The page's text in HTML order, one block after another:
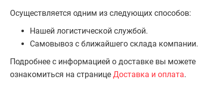
Осуществляется одним из следующих способов:
Нашей логистической службой.
Самовывоз с ближайшего склада компании.
Подробнее с информацией о доставке вы можете
ознакомиться на странице Доставка и оплата.